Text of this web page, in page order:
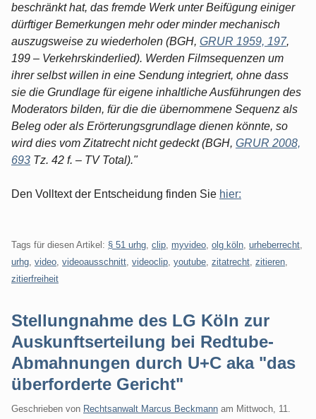
beschränkt hat, das fremde Werk unter Beifügung einiger
dürftiger Bemerkungen mehr oder minder mechanisch
auszugsweise zu wiederholen (BGH, GRUR 1959, 197,
199 – Verkehrskinderlied). Werden Filmsequenzen um
ihrer selbst willen in eine Sendung integriert, ohne dass
sie die Grundlage für eigene inhaltliche Ausführungen des
Moderators bilden, für die die übernommene Sequenz als
Beleg oder als Erörterungsgrundlage dienen könnte, so
wird dies vom Zitatrecht nicht gedeckt (BGH, GRUR 2008,
693 Tz. 42 f. – TV Total)."
Den Volltext der Entscheidung finden Sie hier:
Tags für diesen Artikel: § 51 urhg clip myvideo olg köln urheberrecht
urhg video videoausschnitt videoclip youtube zitatrecht zitieren
zitierfreiheit
Stellungnahme des LG Köln zur
Auskunftserteilung bei Redtube-
Abmahnungen durch U+C aka "das
überforderte Gericht"
Geschrieben von Rechtsanwalt Marcus Beckmann am Mittwoch, 11.